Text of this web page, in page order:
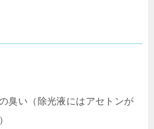
臭い（除光液にはアセトンが